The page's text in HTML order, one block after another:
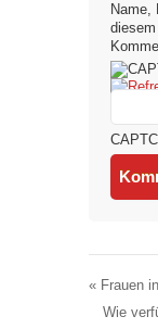
Name,
«Frauen
Wie